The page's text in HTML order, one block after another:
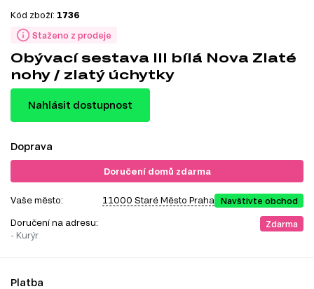
Staženo z prodeje
Kód zboží: 1736
Obývací sestava III bílá Nova Zlaté
nohy / zlatý úchytky
Nahlásit dostupnost
Doprava
Doručení domů zdarma
Vaše město: 11000 Staré Město Praha Navštivte obchod
Doručení na adresu:
- Kurýr
Zdarma
Platba